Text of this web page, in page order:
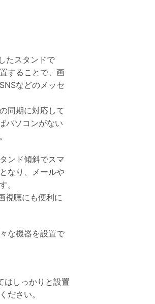
たスタンドで
することで、画
などのメッセ
同期に対応して
パソコンがない
ンド傾斜でスマ
なり、メールや
。
視聴にも便利に
な機器を設置で
はしっかりと設置
ださい。